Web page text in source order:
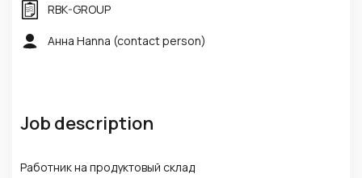
RBK-GROUP
Анна Hanna (contact person)
Job description
Работник на продуктовый склад